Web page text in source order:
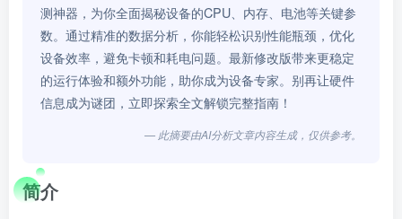
测神器，为你全面揭秘设备的CPU、内存、电池等关键参
数。通过精准的数据分析，你能轻松识别性能瓶颈，优化
设备效率，避免卡顿和耗电问题。最新修改版带来更稳定
的运行体验和额外功能，助你成为设备专家。别再让硬件
信息成为谜团，立即探索全文解锁完整指南！
— 此摘要由AI分析文章内容生成，仅供参考。
简介